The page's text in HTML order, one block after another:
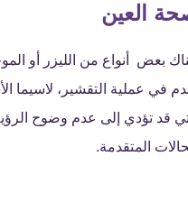
العين
بعض أنواع من الليزر أو
في عملية التقشير، لاسيما
قد تؤدي إلى عدم وضوح
المتقدمة.